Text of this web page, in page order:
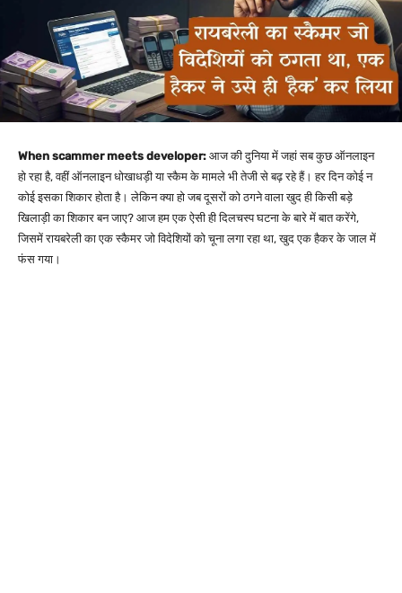
When scammer meets developer: आज की दुनिया में जहां सब कुछ ऑनलाइन
हो रहा है, वहीं ऑनलाइन धोखाधड़ी या स्कैम के मामले भी तेजी से बढ़ रहे हैं। हर दिन कोई न
कोई इसका शिकार होता है। लेकिन क्या हो जब दूसरों को ठगने वाला खुद ही किसी बड़े
खिलाड़ी का शिकार बन जाए? आज हम एक ऐसी ही दिलचस्प घटना के बारे में बात करेंगे,
जिसमें रायबरेली का एक स्कैमर जो विदेशियों को चूना लगा रहा था, खुद एक हैकर के जाल में
फंस गया।